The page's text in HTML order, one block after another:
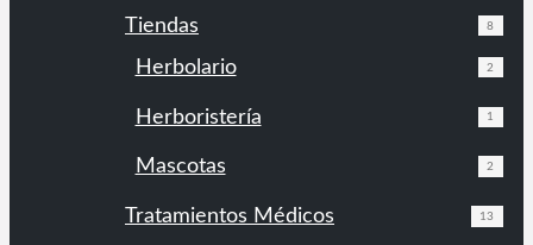
Tiendas 8
Herbolario 2
Herboristería 1
Mascotas 2
Tratamientos Médicos 13